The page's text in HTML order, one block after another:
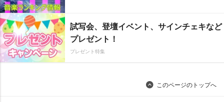
試写会、登壇イベント、サインチェキなど
プレゼント！
プレゼント特集
このページのトップへ